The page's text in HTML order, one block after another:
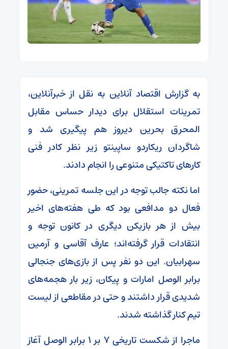
به گزارش اقتصاد آنلاین به نقل از خبرآنلاین،
تمرینات استقلال برای دیدار حساس مقابل
المحرق بحرین دیروز هم پیگیری شد و
شاگردان ریکاردو ساپینتو زیر نظر کادر فنی
کارهای تاکتیکی متنوعی را انجام دادند.
اما نکته جالب توجه در این جلسه تمرینی، حضور
فعال دو مدافعی بود که طی هفته‌های اخیر
بیش از هر بازیکن دیگری در کانون توجه و
انتقادات قرار گرفته‌اند؛ عارف آقاسی و آرمین
سهرابیان. این دو نفر پس از بازی‌های جنجالی
برابر الوصل امارات و پیکان، زیر بار هجمه‌های
شدیدی قرار داشتند و حتی در مقاطعی از لیست
تیم کنار گذاشته شدند.
ماجرا از شکست تاریخی ۷ بر ۱ برابر الوصل آغاز